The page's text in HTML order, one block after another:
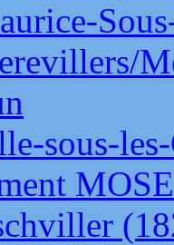
sous-